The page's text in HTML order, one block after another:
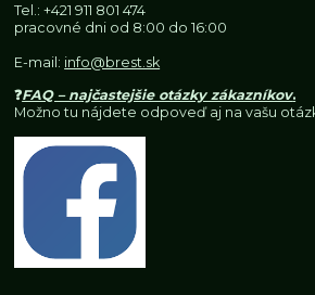
Tel.:+421 911 801 474
pracovné dni od 8:00 do 16:00
E-mail: info@brest.sk
❓FAQ – najčastejšie otázky zákazníkov.
Možno tu nájdete odpoveď aj na vašu